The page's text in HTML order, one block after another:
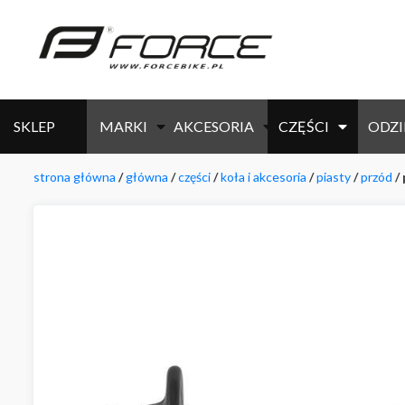
SKLEP MARKI AKCESORIA CZĘŚCI
strona główna /główna /części/koła i akcesoria /piasty/przód /